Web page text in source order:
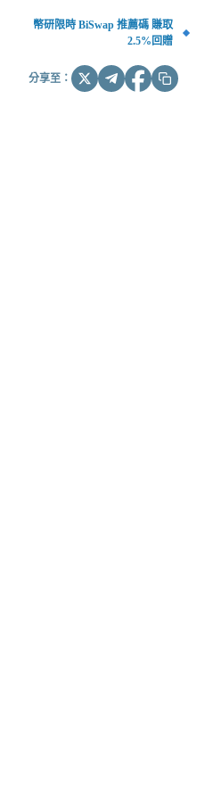
幣研限時 BiSwap 推薦碼 賺取
2.5%回贈
分享至：